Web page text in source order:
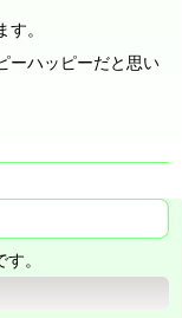
。
ーハッピーだと思い
。